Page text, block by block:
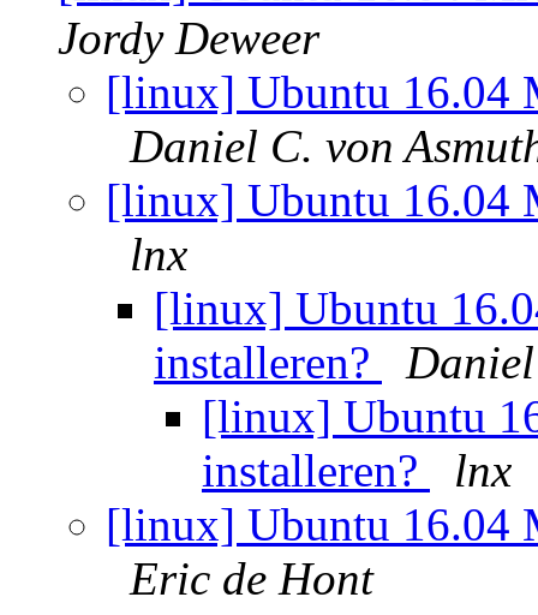
Jordy Deweer
[linux] Ubuntu 16.04
Daniel C. von
[linux] Ubuntu 16.04
lnx
[linux] Ubuntu
installeren?
[linux] Ubuntu
installeren?
lnx
[linux] Ubuntu 16.04
Eric de Hont